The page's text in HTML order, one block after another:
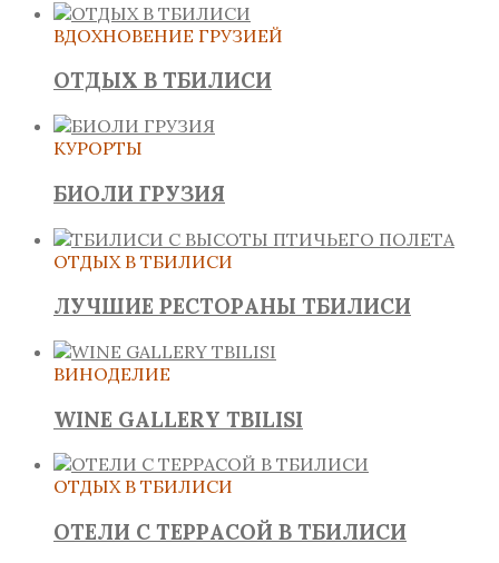
ВДОХНОВЕНИЕ ГРУЗИЕЙ
ОТДЫХ В ТБИЛИСИ
КУРОРТЫ
БИОЛИ ГРУЗИЯ
ОТДЫХ В ТБИЛИСИ
ЛУЧШИЕ РЕСТОРАНЫ ТБИЛИСИ
ВИНОДЕЛИЕ
WINE GALLERY TBILISI
ОТДЫХ В ТБИЛИСИ
ОТЕЛИ С ТЕРРАСОЙ В ТБИЛИСИ